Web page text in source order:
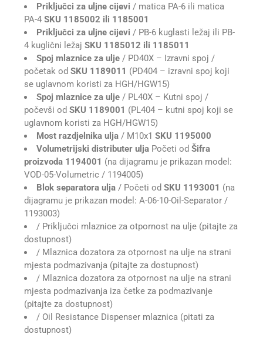
Priključci za uljne cijevi / matica PA-6 ili matica
PA-4SKU 1185002 ili 1185001
Priključci za uljne cijevi/ PB-6 kuglasti ležaj ili PB-
4 kuglični ležajSKU 1185012 ili 1185011
Spoj mlaznice za ulje / PD40X – Izravni spoj /
početak odSKU 1189011 (PD404 – izravni spoj koji
se uglavnom koristi za HGH/HGW15)
Spoj mlaznice za ulje / PL40X – Kutni spoj /
počevši odSKU 1189001 (PL404 – kutni spoj koji se
uglavnom koristi za HGH/HGW15)
Most razdjelnika ulja / M10x1SKU 1195000
Volumetrijski distributer ulja Početi odŠifra
proizvoda 1194001 (na dijagramu je prikazan model:
VOD-05-Volumetric / 1194005)
Blok separatora ulja / Početi odSKU 1193001 (na
dijagramu je prikazan model: A-06-10-Oil-Separator /
1193003)
/ Priključci mlaznice za otpornost na ulje (pitajte za
dostupnost)
/ Mlaznica dozatora za otpornost na ulje na strani
mjesta podmazivanja (pitajte za dostupnost)
/ Mlaznica dozatora za otpornost na ulje na strani
mjesta podmazivanja iza četke za podmazivanje
(pitajte za dostupnost)
/ Oil Resistance Dispenser mlaznica (pitati za
dostupnost)